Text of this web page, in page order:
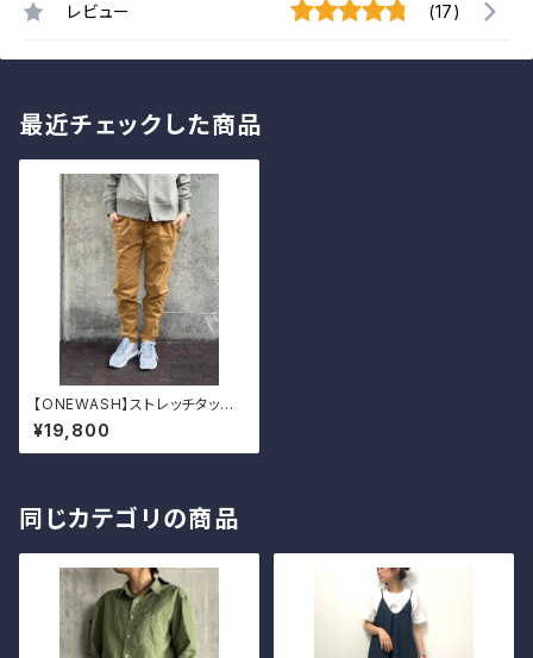
レビュー (17)
最近チェックした商品
【ONEWASH】ストレッチタック
パンツ
¥19,800
同じカテゴリの商品